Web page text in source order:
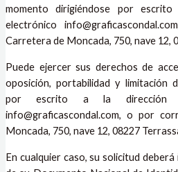
momento dirigiéndose por
electrónico
Carretera de Moncada, 750, nave 12,
Puede ejercer sus derechos de
oposición, portabilidad y limitación
por escrito a la dirección
info@graficascondal.com, o por
Moncada, 750, nave 12, 08227
En cualquier caso, su solicitud